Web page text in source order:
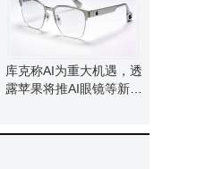
库克称AI为重大机遇，透
露苹果将推AI眼镜等新品